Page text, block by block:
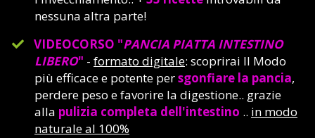
nessuna altra parte!
VIDEOCORSO "PANCIA PIATTA INTESTINO
LIBERO" - formato digitale: scoprirai Il Modo
più efficace e potente persgonfiare la pancia,
perdere peso e favorire la digestione.. grazie
alla pulizia completa dell'intestino .. in modo
naturale al 100%